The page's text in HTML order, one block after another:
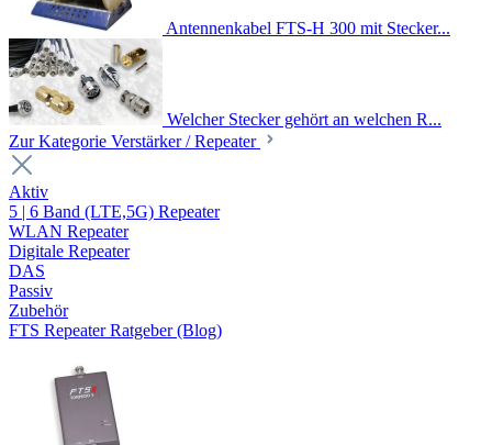
Antennenkabel FTS-H 300 mit Stecker...
Welcher Stecker gehört an welchen R...
Zur Kategorie Verstärker / Repeater
Aktiv
5 | 6 Band (LTE,5G) Repeater
WLAN Repeater
Digitale Repeater
DAS
Passiv
Zubehör
FTS Repeater Ratgeber (Blog)